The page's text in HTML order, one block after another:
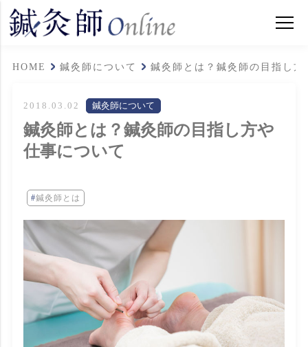
HOME 鍼灸師について 鍼灸師とは？鍼灸師の目指し方
2018.03.02 鍼灸師について
鍼灸師とは？鍼灸師の目指し方や
仕事について
鍼灸師とは